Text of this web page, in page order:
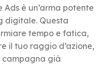
è un’arma potente
digitale. Questa
tempo e fatica,
il tuo raggio d’azione,
campagna già